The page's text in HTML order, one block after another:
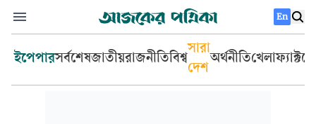
En
ইপেপারসর্বশেষজাতীয়রাজনীতিবিশ্ব
সারা
দেশ
অর্থনীতিখেলা